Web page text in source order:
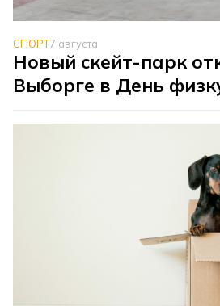
СПОРТ7 августа
Новый скейт-парк
Выборге в День